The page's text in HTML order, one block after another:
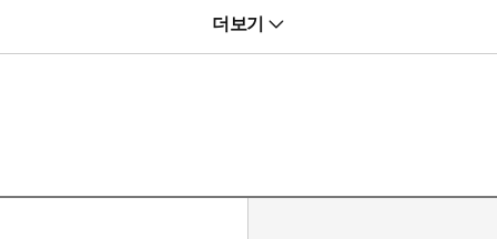
랑 이야기 등이 현란하게 펼쳐지는 이 책 속에서 독자들은 동양
더보기